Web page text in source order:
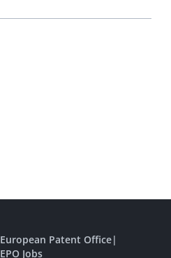
European Patent Office|
EPO Jobs